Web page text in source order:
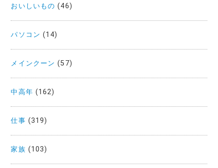
おいしいもの (46)
パソコン (14)
メインクーン (57)
中高年 (162)
仕事 (319)
家族 (103)